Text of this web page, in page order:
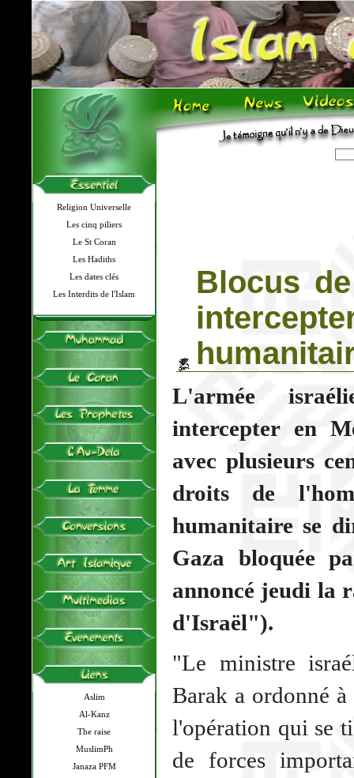
Religion Universelle
Les cinq piliers
Le St Coran
Les Hadiths
Les dates clés
Les Interdits de l'Islam
Aslim
Al-Kanz
The raise
MuslimPh
Janaza PFM
Blocus
L'armée
intercepter en
avec plusieurs
droits de
humanitaire se
Gaza bloquée
annoncé jeudi la
d'Israël").
"Le ministre
Barak a ordonné
l'opération qui se
de forces